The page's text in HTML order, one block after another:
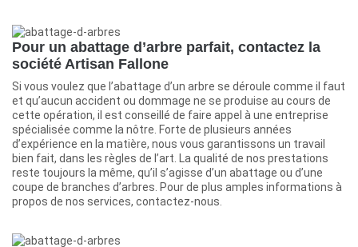
Pour un abattage d’arbre parfait, contactez la
société Artisan Fallone
Si vous voulez que l’abattage d’un arbre se déroule comme il faut
et qu’aucun accident ou dommage ne se produise au cours de
cette opération, il est conseillé de faire appel à une entreprise
spécialisée comme la nôtre. Forte de plusieurs années
d’expérience en la matière, nous vous garantissons un travail
bien fait, dans les règles de l’art. La qualité de nos prestations
reste toujours la même, qu’il s’agisse d’un abattage ou d’une
coupe de branches d’arbres. Pour de plus amples informations à
propos de nos services, contactez-nous.